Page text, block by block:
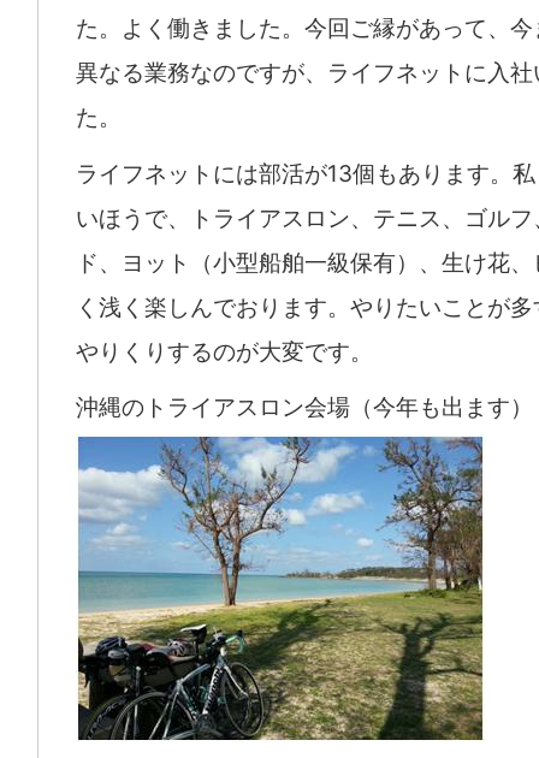
た。よく働きました。今回ご縁があって、
異なる業務なのですが、ライフネットに入
た。
ライフネットには部活が13個もあります。
いほうで、トライアスロン、テニス、ゴル
ド、ヨット（小型船舶一級保有）、生け花
く浅く楽しんでおります。やりたいことが
やりくりするのが大変です。
沖縄のトライアスロン会場（今年も出ます）